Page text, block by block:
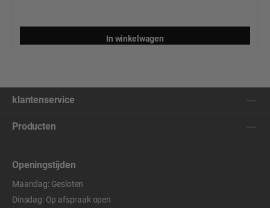
In winkelwagen
klantenservice
Producten
Openingstijden
Maandag: Gesloten
Dinsdag: Op afspraak open